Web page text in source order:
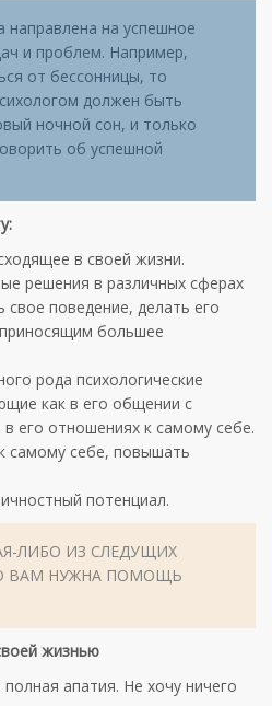
направлена на успешное
и проблем. Например,
от бессонницы, то
должен быть
ночной сон, и только
об успешной
в своей жизни.
решения в различных сферах
свое поведение, делать его
большее
рода психологические
как в его общении с
его отношениях к самому себе.
самому себе, повышать
потенциал.
ЛИБО ИЗ СЛЕДУЩИХ
ВАМ НУЖНА ПОМОЩЬ
жизнью
апатия. Не хочу ничего